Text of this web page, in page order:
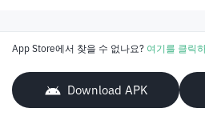
App Store에서 찾을 수 없나요? 여기를 클릭
Download APK